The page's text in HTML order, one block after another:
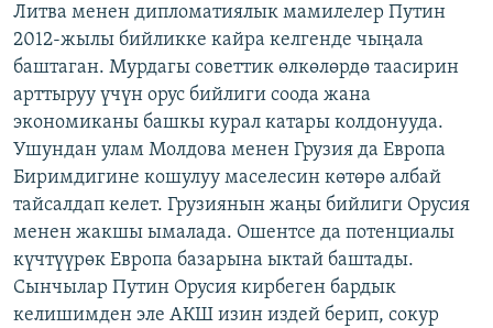
Литва менен дипломатиялык мамилелер Путин
2012-жылы бийликке кайра келгенде чыңала
баштаган. Мурдагы советтик өлкөлөрдө таасирин
арттыруу үчүн орус бийлиги соода жана
экономиканы башкы курал катары колдонууда.
Ушундан улам Молдова менен Грузия да Европа
Биримдигине кошулуу маселесин көтөрө албай
тайсалдап келет. Грузиянын жаңы бийлиги Орусия
менен жакшы ымалада. Ошентсе да потенциалы
күчтүүрөк Европа базарына ыктай баштады.
Сынчылар Путин Орусия кирбеген бардык
келишимден эле АКШ изин издей берип, сокур